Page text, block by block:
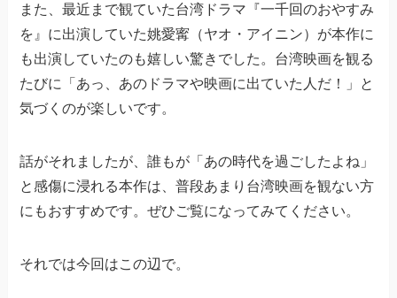
また、最近まで観ていた台湾ドラマ『一千回のおやすみ
を』に出演していた姚愛寗（ヤオ・アイニン）が本作に
も出演していたのも嬉しい驚きでした。台湾映画を観る
たびに「あっ、あのドラマや映画に出ていた人だ！」と
気づくのが楽しいです。
話がそれましたが、誰もが「あの時代を過ごしたよね」
と感傷に浸れる本作は、普段あまり台湾映画を観ない方
にもおすすめです。ぜひご覧になってみてください。
それでは今回はこの辺で。